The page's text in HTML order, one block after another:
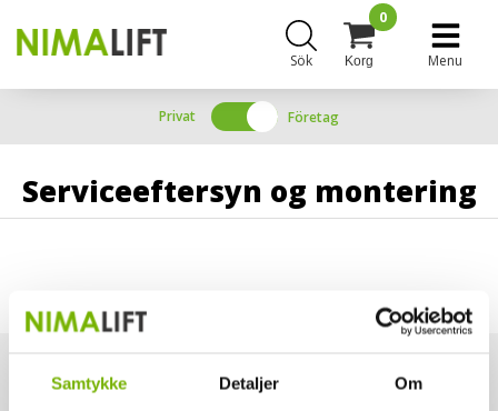
Samtykke Detaljer Om
Sök Korg
0
Menu
Privat Företag
Serviceeftersyn og montering